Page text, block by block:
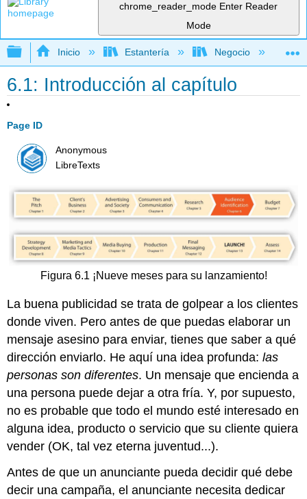
chrome_reader_mode Enter Reader
Mode
Expandir/contraer jerarquía global
Inicio Estantería Negocio
6.1: Introducción al capítulo
Page ID
Anonymous
LibreTexts
Figura 6.1 ¡Nueve meses para su lanzamiento!
La buena publicidad se trata de golpear a los clientes
donde viven. Pero antes de que puedas elaborar un
mensaje asesino para enviar, tienes que saber a qué
dirección enviarlo. He aquí una idea profunda:las
personas son diferentes. Un mensaje que encienda a
una persona puede dejar a otra fría. Y, por supuesto,
no es probable que todo el mundo esté interesado en
alguna idea, producto o servicio que su cliente quiera
vender (OK, tal vez eterna juventud...).
Antes de que un anunciante pueda decidir qué debe
decir una campaña, el anunciante necesita dedicar